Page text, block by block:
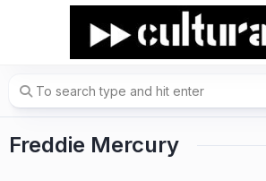
Freddie Mercury